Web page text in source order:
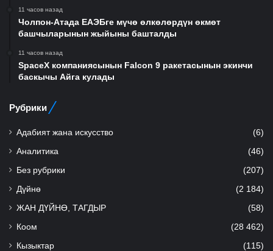
11 часов назад
Чолпон-Атада ЕАЭБге мүчө өлкөлөрдүн өкмөт
башчыларынын жыйыны башталды
11 часов назад
SpaceX компаниясынын Falcon 9 ракетасынын экинчи
баскычы Айга кулады
Рубрики
Адабият жана искусство (6)
Аналитика (46)
Без рубрики (207)
Дүйнө (2 184)
ЖАН ДҮЙНӨ, ТАГДЫР (58)
Коом (28 462)
Кызыктар (115)